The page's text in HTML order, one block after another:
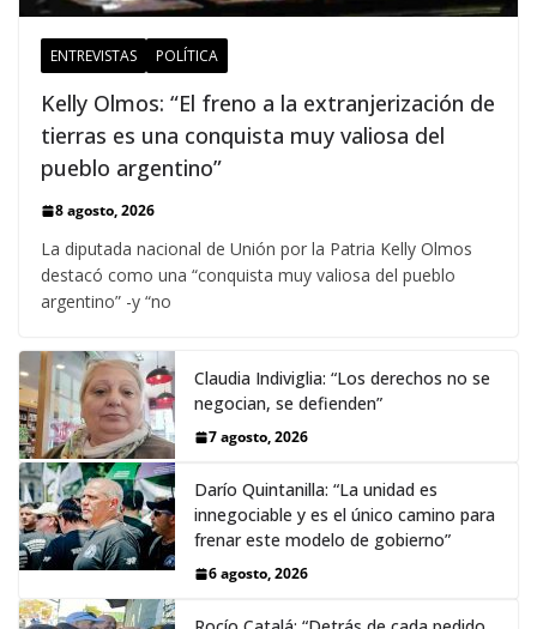
ENTREVISTAS POLÍTICA
Kelly Olmos: “El freno a la extranjerización de
tierras es una conquista muy valiosa del
pueblo argentino”
8 agosto, 2026
La diputada nacional de Unión por la Patria Kelly Olmos
destacó como una “conquista muy valiosa del pueblo
argentino” -y “no
Claudia Indiviglia: “Los derechos no se
negocian, se defienden”
7 agosto, 2026
Darío Quintanilla: “La unidad es
innegociable y es el único camino para
frenar este modelo de gobierno”
6 agosto, 2026